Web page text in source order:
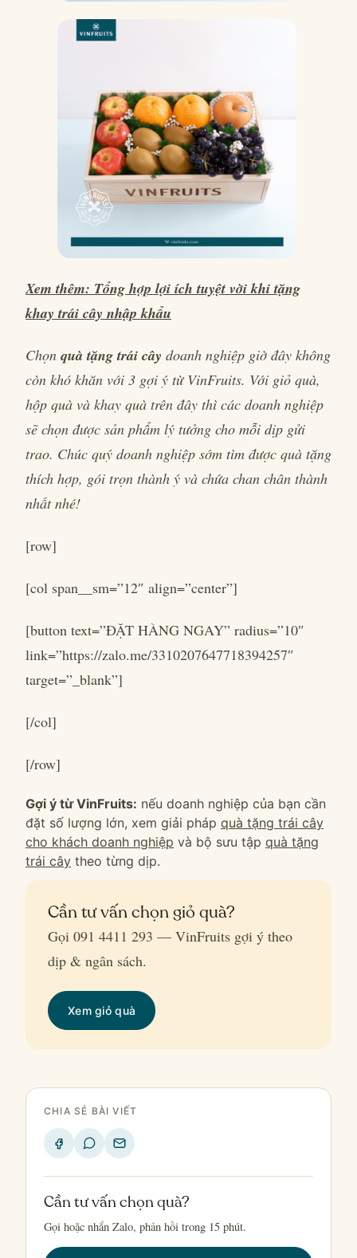
Xem thêm: Tổng hợp lợi ích tuyệt vời khi tặng
khay trái cây nhập khẩu
Chọn quà tặng trái cây doanh nghiệp giờ đây không
còn khó khăn với 3 gợi ý từ VinFruits. Với giỏ quà,
hộp quà và khay quà trên đây thì các doanh nghiệp
sẽ chọn được sản phẩm lý tưởng cho mỗi dịp gửi
trao. Chúc quý doanh nghiệp sớm tìm được quà tặng
thích hợp, gói trọn thành ý và chứa chan chân thành
nhất nhé!
[row]
[col span__sm=”12″ align=”center”]
[button text=”ĐẶT HÀNG NGAY” radius=”10″
link=”https://zalo.me/3310207647718394257″
target=”_blank”]
[/col]
[/row]
Gợi ý từ VinFruits: nếu doanh nghiệp của bạn cần
đặt số lượng lớn, xem giải pháp quà tặng trái cây
cho khách doanh nghiệp và bộ sưu tập quà tặng
trái cây theo từng dịp.
Cần tư vấn chọn giỏ quà?
Gọi 091 4411 293 — VinFruits gợi ý theo
dịp & ngân sách.
Xem giỏ quà
CHIA SẺ BÀI VIẾT
Cần tư vấn chọn quà?
Gọi hoặc nhắn Zalo, phản hồi trong 15 phút.